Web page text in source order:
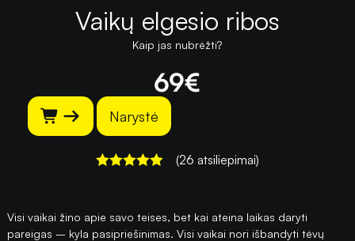
Vaikų elgesio ribos
Kaip jas nubrėžti?
69€
Narystė
iš 5
(26 atsiliepimai)
Visi vaikai žino apie savo teises, bet kai ateina laikas daryti
pareigas – kyla pasipriešinimas. Visi vaikai nori išbandyti tėvų